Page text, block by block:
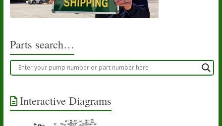
Parts search…
Interactive Diagrams